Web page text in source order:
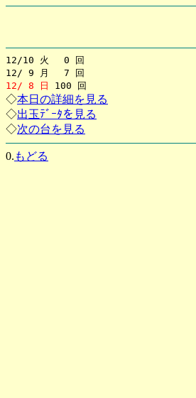
12/10 火 0 回
12/ 9 月 7 回
12/ 8 日
100 回
◇本日の詳細を見る
◇出玉ﾃﾞｰﾀを見る
◇次の台を見る
0. もどる